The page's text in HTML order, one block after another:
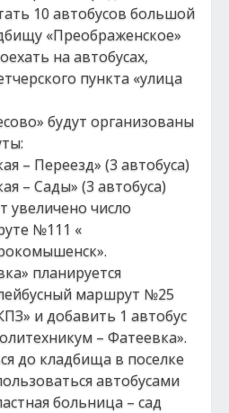
10 автобусов большой
«Преображенское»
на автобусах,
пункта «улица
будут организованы
– Переезд» (3 автобуса)
– Сады» (3 автобуса)
увеличено число
№111 «
планируется
маршрут №25
и добавить 1 автобус
– Фатеевка».
до кладбища в поселке
автобусами
больница – сад